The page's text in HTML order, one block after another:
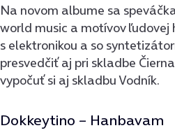
Na novom albume sa
world music a motívov ľudovej
s elektronikou a so
presvedčiť aj pri skladbe
vypočuť si aj skladbu Vodník.
Dokkeytino – Hanbavam